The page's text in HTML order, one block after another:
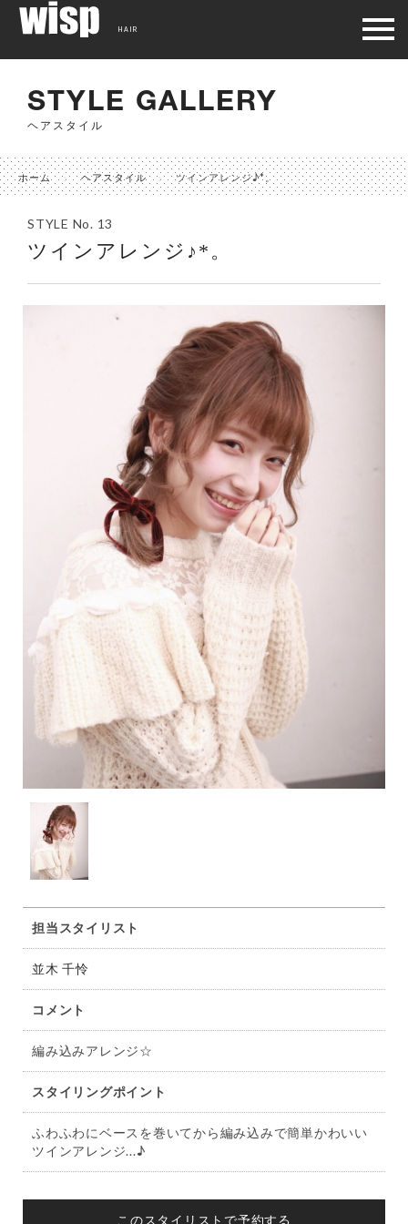
STYLE GALLERY
ヘアスタイル
ホーム ヘアスタイル ツインアレンジ♪*。
STYLE No. 13
ツインアレンジ♪*。
担当スタイリスト
並木 千怜
コメント
編み込みアレンジ☆
スタイリングポイント
ふわふわにベースを巻いてから編み込みで簡単かわいい
ツインアレンジ...♪
このスタイリストで予約する
HAIR